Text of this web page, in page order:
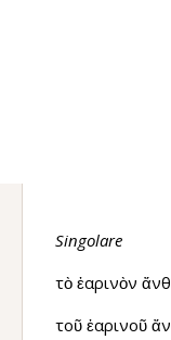
Singolare
τὸ ἐαρινὸν
τοῦ ἐαρινοῦ